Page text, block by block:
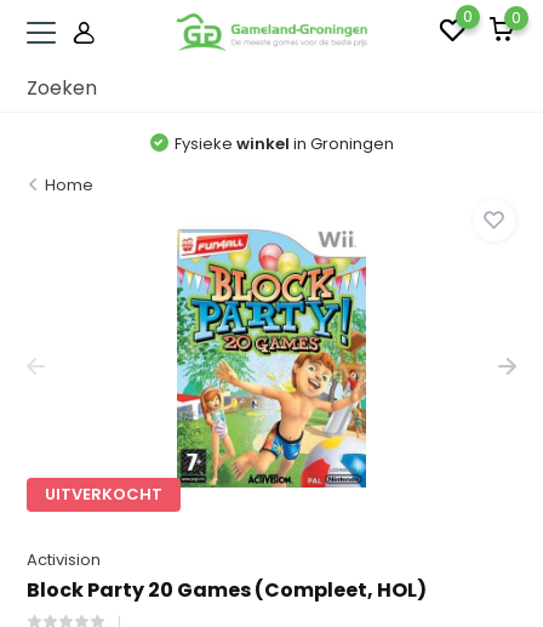
0 0
Fysieke winkel in Groningen
Home
UITVERKOCHT
Activision
Block Party 20 Games (Compleet, HOL)